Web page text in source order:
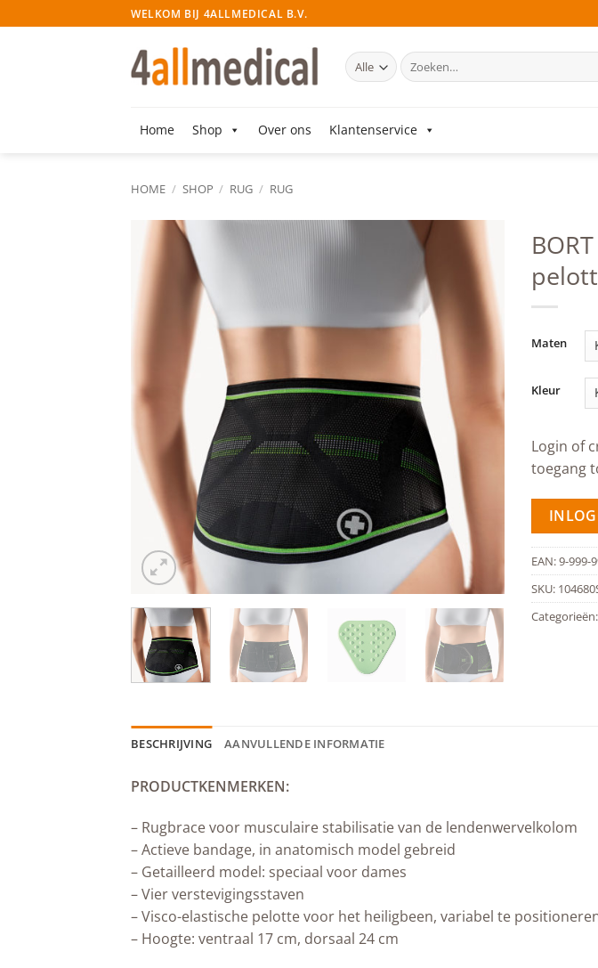
naar
WELKOM BIJ 4ALLMEDICAL B.V.
Zoeken
naar:
Home Shop Over ons Klantenservice
HOME / SHOP / RUG / RUG
wishlist
Maten
Kleur
Login of
toegang
EAN:9-999-
SKU:
Categorieën:
BESCHRIJVING AANVULLENDE INFORMATIE
PRODUCTKENMERKEN:
– Rugbrace voor musculaire stabilisatie van de lendenwervelkolom
– Actieve bandage, in anatomisch ­model gebreid
– Getailleerd model: speciaal voor ­dames
– Vier verstevigingsstaven
– Visco-elastische pelotte voor het ­heiligbeen, variabel te
– Hoogte: ventraal 17 cm, dorsaal 24 cm